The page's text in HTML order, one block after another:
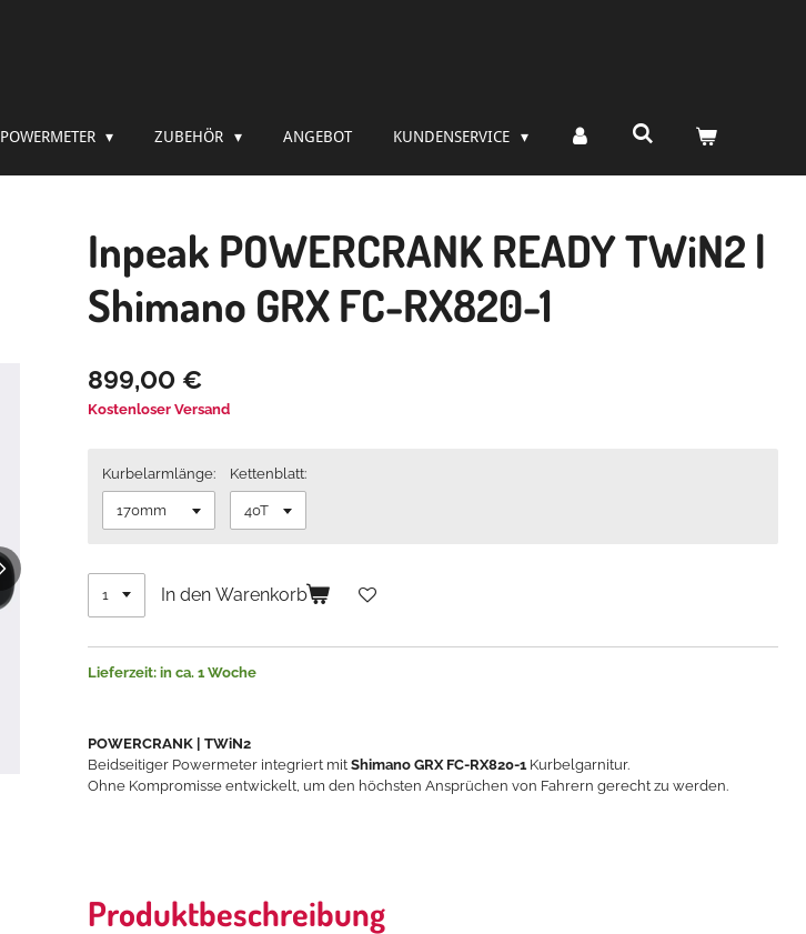
POWERMETER ZUBEHÖR ANGEBOT KUNDENSERVICE
Inpeak POWERCRANK READY TWiN2 |
Shimano GRX FC-RX820-1
899,00 €
Kostenloser Versand
Kurbelarmlänge: Kettenblatt:
In den Warenkorb
Lieferzeit: in ca. 1 Woche
POWERCRANK | TWiN2
Beidseitiger Powermeter integriert mit Shimano GRX FC-RX820-1Kurbelgarnitur.
Ohne Kompromisse entwickelt, um den höchsten Ansprüchen von Fahrern gerecht zu werden.
Produktbeschreibung